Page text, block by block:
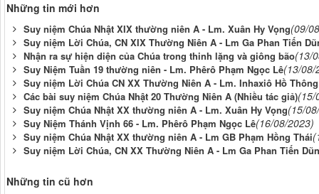
Những tin mới hơn
Suy niệm Chúa Nhật XIX thường niên A - Lm. Xuân Hy Vọng(09/
Suy niệm Lời Chúa, CN XIX Thường Niên A - Lm Ga Phan Tiến
Nhận ra sự hiện diện của Chúa trong thinh lặng và giông bão(13/
Suy Niệm Tuần 19 thường niên - Lm. Phêrô Phạm Ngọc Lê(13/08/
Suy niệm Lời Chúa CN XX Thường Niên A - Lm. Inhaxiô Hồ Thông
Các bài suy niệm Chúa Nhật 20 Thường Niên A (Nhiều tác giả)(15/
Suy niệm Chúa Nhật XX thường niên A - Lm. Xuân Hy Vọng(15/
Suy Niệm Thánh Vịnh 66 - Lm. Phêrô Phạm Ngọc Lê(16/08/2023)
Suy niệm Chúa Nhật XX thường niên A - Lm GB Phạm Hồng Thái
Suy niệm Lời Chúa, CN XX Thường Niên A - Lm Ga Phan Tiến
Những tin cũ hơn